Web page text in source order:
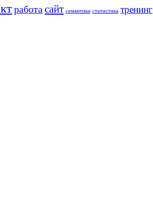
работасайт семантика статистика тренинг